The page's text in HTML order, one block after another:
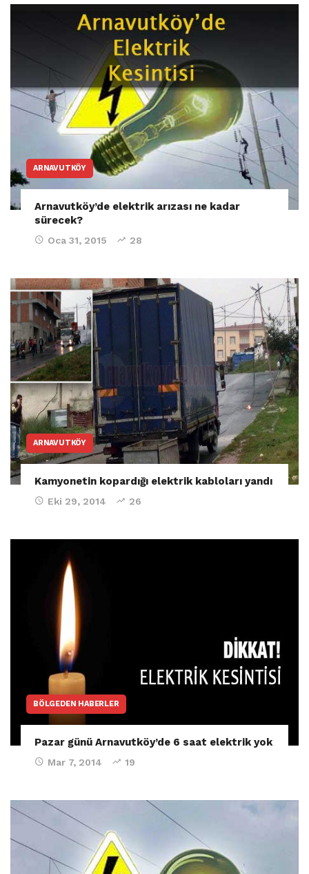
ARNAVUTKÖY
Arnavutköy’de elektrik arızası ne kadar
sürecek?
Oca 31, 2015 28
ARNAVUTKÖY
Kamyonetin kopardığı elektrik kabloları yandı
Eki 29, 2014 26
BÖLGEDEN HABERLER
Pazar günü Arnavutköy’de 6 saat elektrik yok
Mar 7, 2014 19